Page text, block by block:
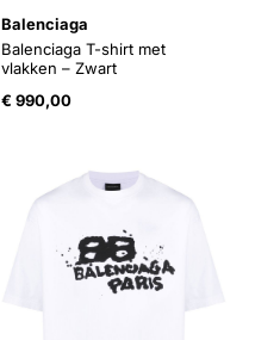
Balenciaga
Balenciaga T-shirt met
vlakken – Zwart
€ 990,00